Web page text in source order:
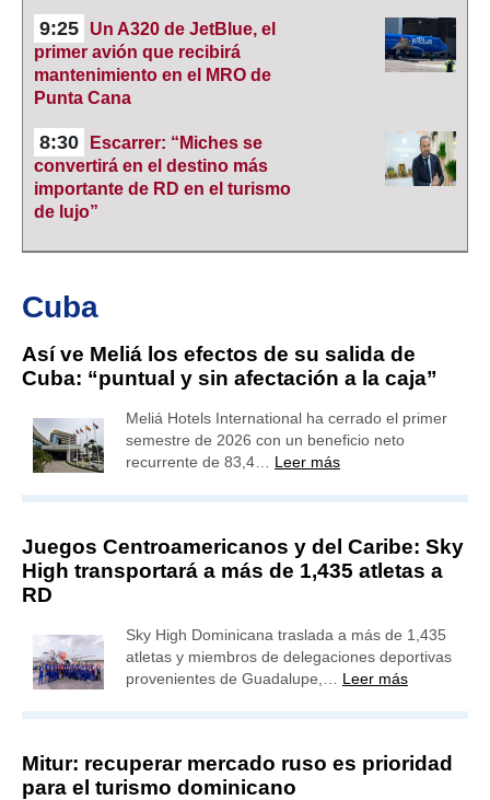
9:25
Un A320 de JetBlue, el
primer avión que recibirá
mantenimiento en el MRO de
Punta Cana
8:30
Escarrer: “Miches se
convertirá en el destino más
importante de RD en el turismo
de lujo”
Cuba
Así ve Meliá los efectos de su salida de
Cuba: “puntual y sin afectación a la caja”
Meliá Hotels International ha cerrado el primer
semestre de 2026 con un beneficio neto
recurrente de 83,4… Leer más
Juegos Centroamericanos y del Caribe: Sky
High transportará a más de 1,435 atletas a
RD
Sky High Dominicana traslada a más de 1,435
atletas y miembros de delegaciones deportivas
provenientes de Guadalupe,… Leer más
Mitur: recuperar mercado ruso es prioridad
para el turismo dominicano